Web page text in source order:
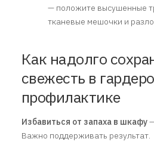
— положите высушенные
тканевые мешочки и
Как надолго
свежесть в
профилактике
Избавиться от запаха в шкафу
Важно поддерживать результат.